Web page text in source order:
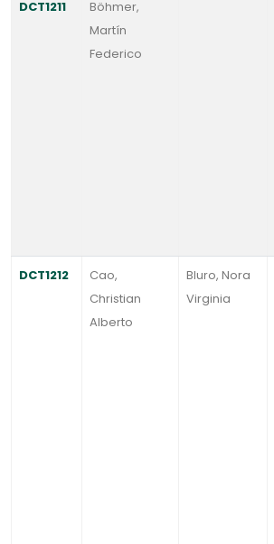
DCT1211
Böhmer,
Martín
Federico
DCT1212
Cao,
Christian
Alberto
Bluro, Nora
Virginia